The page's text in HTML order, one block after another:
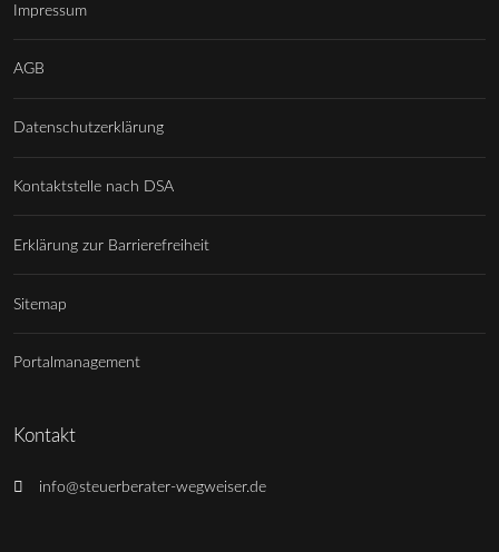
Impressum
AGB
Datenschutzerklärung
Kontaktstelle nach DSA
Erklärung zur Barrierefreiheit
Sitemap
Portalmanagement
Kontakt
info@steuerberater-wegweiser.de